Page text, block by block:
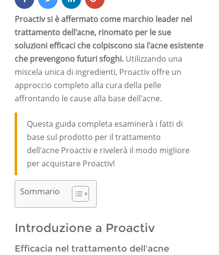
Proactiv si è affermato come marchio leader nel
trattamento dell'acne, rinomato per le sue
soluzioni efficaci che colpiscono sia l'acne esistente
che prevengono futuri sfoghi. Utilizzando una
miscela unica di ingredienti, Proactiv offre un
approccio completo alla cura della pelle
affrontando le cause alla base dell'acne.
Questa guida completa esaminerà i fatti di
base sul prodotto per il trattamento
dell'acne Proactiv e rivelerà il modo migliore
per acquistare Proactiv!
Sommario
Introduzione a Proactiv
Efficacia nel trattamento dell'acne